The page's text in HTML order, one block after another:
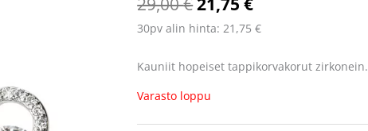
30pv alin hinta:21,75 €
Kauniit hopeiset tappikorvakorut zirkonein.
Varasto loppu